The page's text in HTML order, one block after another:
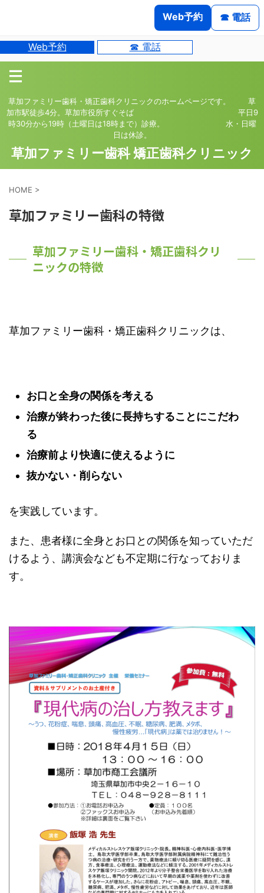
Web予約 ☎ 電話
Web予約 ☎ 電話
草加ファミリー歯科・矯正歯科クリニックのホームページです。 草
加市駅徒歩4分。草加市役所すぐそば 平日9
時30分から19時（土曜日は18時まで）診療。 水・日曜
日は休診。
草加ファミリー歯科 矯正歯科クリニック
HOME >
草加ファミリー歯科の特徴
草加ファミリー歯科・矯正歯科クリ
ニックの特徴
草加ファミリー歯科・矯正歯科クリニックは、
お口と全身の関係を考える
治療が終わった後に長持ちすることにこだわ
る
治療前より快適に使えるように
抜かない・削らない
を実践しています。
また、患者様に全身とお口との関係を知っていただ
けるよう、講演会なども不定期に行なっておりま
す。